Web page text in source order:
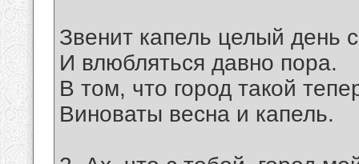
Звенит капель целый день
И влюбляться давно пора.
В том, что город такой
Виноваты весна и капель.